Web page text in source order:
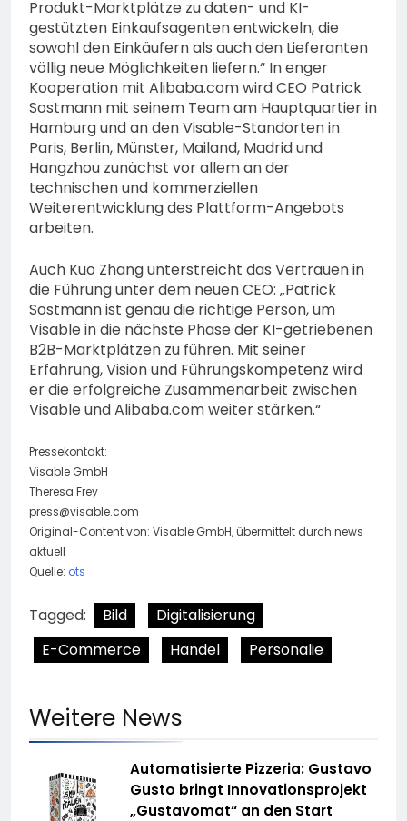
Produkt-Marktplätze zu daten- und KI-
gestützten Einkaufsagenten entwickeln, die
sowohl den Einkäufern als auch den Lieferanten
völlig neue Möglichkeiten liefern.“ In enger
Kooperation mit Alibaba.com wird CEO Patrick
Sostmann mit seinem Team am Hauptquartier in
Hamburg und an den Visable-Standorten in
Paris, Berlin, Münster, Mailand, Madrid und
Hangzhou zunächst vor allem an der
technischen und kommerziellen
Weiterentwicklung des Plattform-Angebots
arbeiten.
Auch Kuo Zhang unterstreicht das Vertrauen in
die Führung unter dem neuen CEO: „Patrick
Sostmann ist genau die richtige Person, um
Visable in die nächste Phase der KI-getriebenen
B2B-Marktplätzen zu führen. Mit seiner
Erfahrung, Vision und Führungskompetenz wird
er die erfolgreiche Zusammenarbeit zwischen
Visable und Alibaba.com weiter stärken.“
Pressekontakt:
Visable GmbH
Theresa Frey
press@visable.com
Original-Content von: Visable GmbH, übermittelt durch news
aktuell
Quelle: ots
Tagged: Bild
Digitalisierung
E-Commerce
Handel Personalie
Weitere News
Automatisierte Pizzeria: Gustavo
Gusto bringt Innovationsprojekt
„Gustavomat“ an den Start